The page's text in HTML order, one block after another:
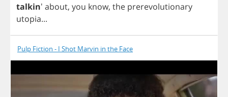
talkin' about, you know, the prerevolutionary
utopia...
Pulp Fiction - I Shot Marvin in the Face